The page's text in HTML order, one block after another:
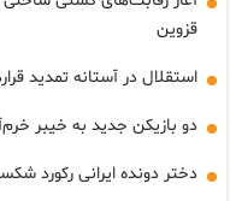
قزوین
استقلال در آستانه تمدید
دو بازیکن جدید به خیبر
دختر دونده ایرانی رکورد